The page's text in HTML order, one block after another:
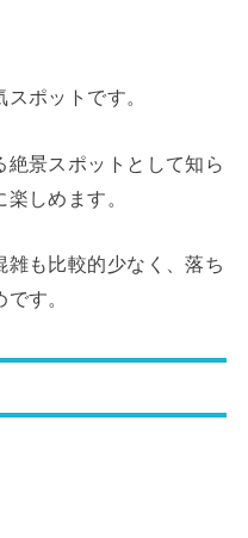
ポットです。
景スポットとして知ら
しめます。
も比較的少なく、落ち
す。